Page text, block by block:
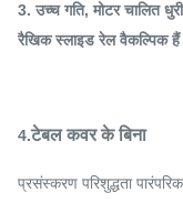
बड़ा आकार
3. उच्च गति, मोटर चालित
रैखिक स्लाइड रेल वैकल्पिक
4.टेबल कवर के बिना
प्रसंस्करण परिशुद्धता